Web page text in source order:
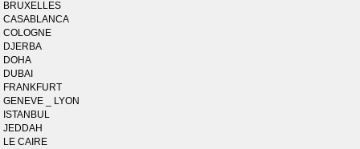
BRUXELLES
CASABLANCA
COLOGNE
DJERBA
DOHA
DUBAI
FRANKFURT
GENEVE _ LYON
ISTANBUL
JEDDAH
LE CAIRE